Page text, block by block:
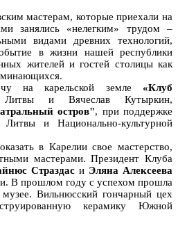
мастерам, которые приехали на
занялись «нелегким» трудом –
видами древних технологий,
в жизни нашей республики
жителей и гостей столицы как
на карельской земле «Клуб
и Вячеслав Кутыркин,
остров", при поддержке
Литвы и Национально-культурной
в Карелии свое мастерство,
мастерами. Президент Клуба
Страздас и Эляна Алексеева
В прошлом году с успехом прошла
Вильнюсский гончарный цех
керамику Южной